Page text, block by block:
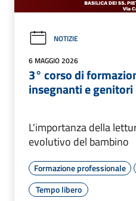
NOTIZIE
6 MAGGIO 2026
3° corso di
insegnanti e genitori
L'importanza della
evolutivo del bambino
Formazione professionale
Tempo libero